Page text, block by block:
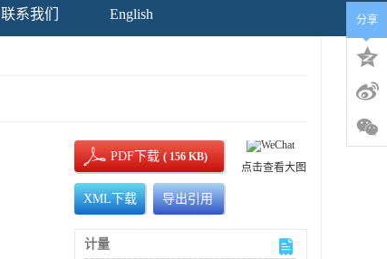
联系我们 English
PDF下载( 156 KB)
XML下载 导出引用
点击查看大图
计量
分享